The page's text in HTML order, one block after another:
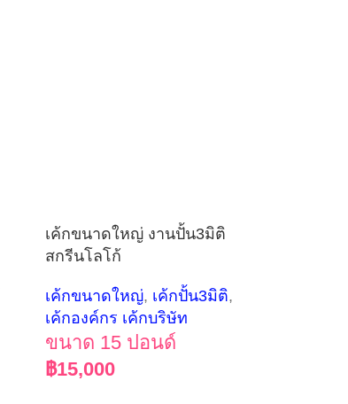
เค้กขนาดใหญ่ งานปั้น3มิติ
สกรีนโลโก้
เค้กขนาดใหญ่, เค้กปั้น3มิติ,
เค้กองค์กร เค้กบริษัท
ขนาด 15 ปอนด์
฿15,000